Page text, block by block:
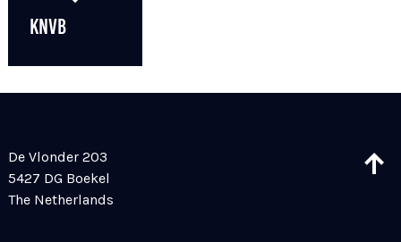
KNVB
De Vlonder 203
5427 DG Boekel
The Netherlands